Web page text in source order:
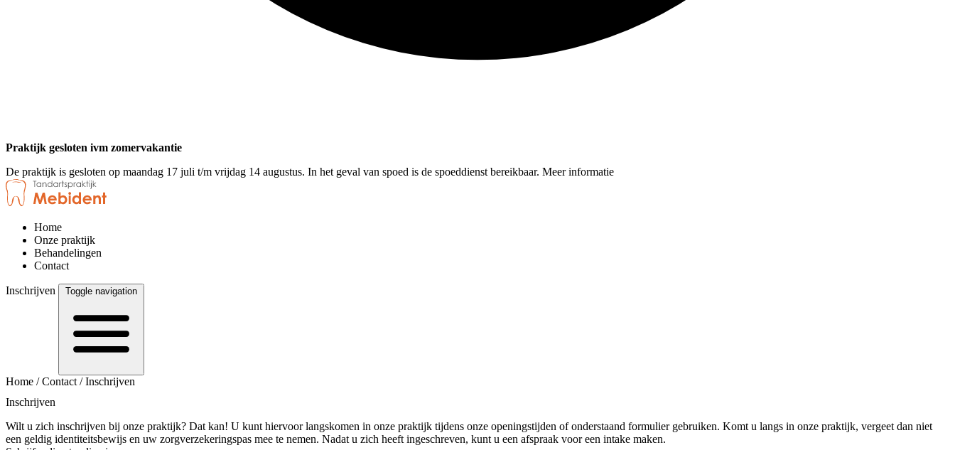
Praktijk gesloten ivm zomervakantie
De praktijk is gesloten op maandag 17 juli t/m vrijdag 14 augustus. In het geval van spoed is de spoeddienst bereikbaar. Meer informatie
Home
Onze praktijk
Behandelingen
Contact
Inschrijven Toggle navigation
Home /Contact /Inschrijven
Inschrijven
Wilt u zich inschrijven bij onze praktijk? Dat kan! U kunt hiervoor langskomen in onze praktijk tijdens onze openingstijden of onderstaand formulier gebruiken. Komt u langs in onze praktijk, vergeet dan niet
een geldig identiteitsbewijs en uw zorgverzekeringspas mee te nemen. Nadat u zich heeft ingeschreven, kunt u een afspraak voor een intake maken.